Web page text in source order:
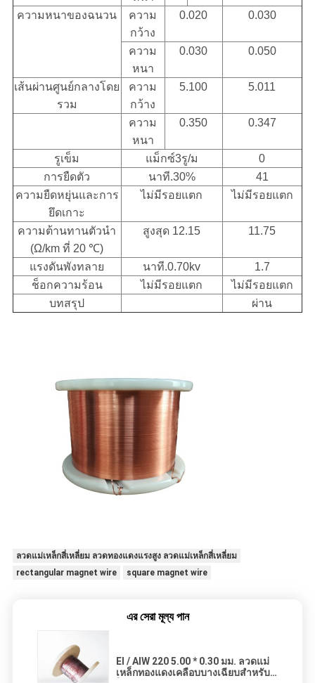
ความหนาของฉนวน
ความ
กว้าง
0.020 0.030
ความ
หนา
0.030 0.050
เส้นผ่านศูนย์กลางโดย
รวม
ความ
กว้าง
5.100 5.011
ความ
หนา
0.350 0.347
รูเข็ม แม็กซ์3รู/ม
0
การยืดตัว
นาที.30%
41
ความยืดหยุ่นและการ
ยึดเกาะ
ไม่มีรอยแตก ไม่มีรอยแตก
ความต้านทานตัวนำ
(Ω/km ที่ 20 ℃)
สูงสุด 12.15 11.75
แรงดันพังทลาย นาที.0.70kv
1.7
ช็อกความร้อน
ไม่มีรอยแตก
ไม่มีรอยแตก
บทสรุป
ผ่าน
ลวดแม่เหล็กสี่เหลี่ยม ลวดทองแดงแรงสูง ลวดแม่เหล็กสี่เหลี่ยม
rectangular magnet wire
square magnet wire
এর সেরা মূল্য পান
EI / AIW 220 5.00 * 0.30 มม. ลวดแม่
เหล็กทองแดงเคลือบบางเฉียบสำหรับ